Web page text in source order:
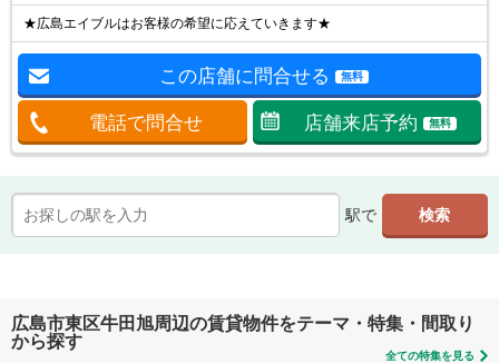
★広島エイブルはお客様の希望に応えていきます★
この店舗に問合せる 無料
電話で問合せ 店舗来店予約 無料
駅で
広島市東区牛田旭周辺の賃貸物件をテーマ・特集・間取り
から探す
全ての特集を見る